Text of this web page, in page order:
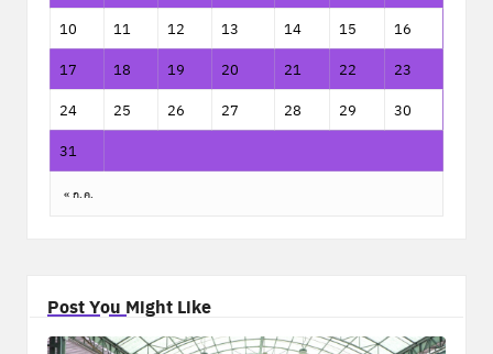
10
11 12 13 14 15
16
17
18 19 20 21 22
23
24
25 26 27 28 29
30
31
« ก.ค.
Post You Might Like